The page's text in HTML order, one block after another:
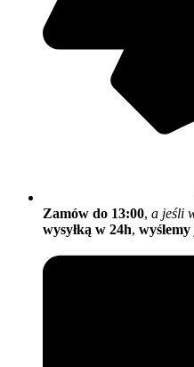
Zamów do 13:00, a jeśli
wysyłką w 24h, wyślemy